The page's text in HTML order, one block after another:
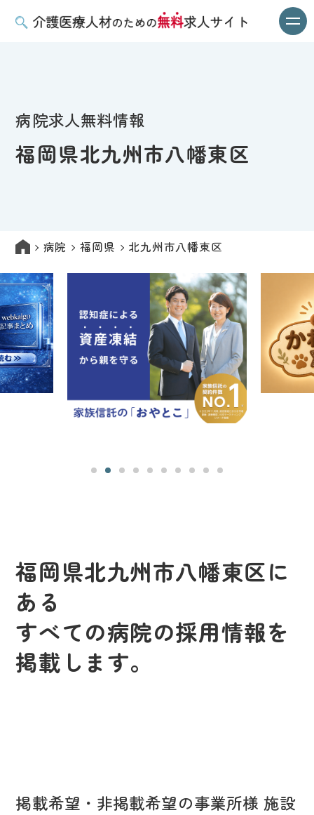
病院求人無料情報
福岡県北九州市八幡東区
病院 福岡県 北九州市八幡東区
福岡県北九州市八幡東区に
ある
すべての病院の採用情報を
掲載します。
掲載希望・非掲載希望の事業所様 施設